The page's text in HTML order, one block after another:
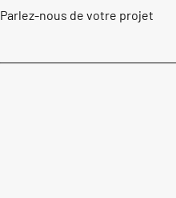
Parlez-nous de votre projet